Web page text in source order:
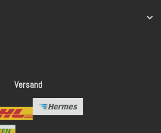
Versand